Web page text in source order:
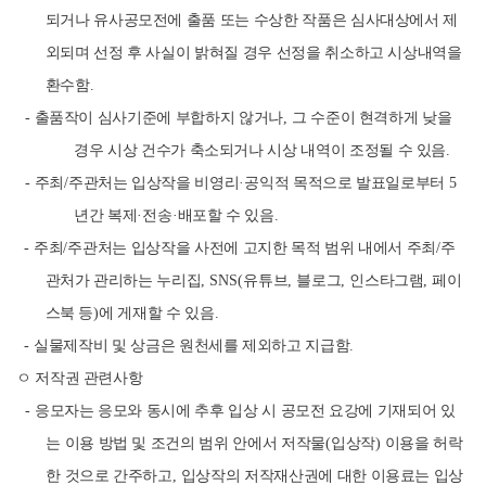
되거나 유사공모전에 출품 또는 수상한 작품은 심사대상에서 제
외되며 선정 후 사실이 밝혀질 경우 선정을 취소하고 시상내역을
환수함.
- 출품작이 심사기준에 부합하지 않거나,
그 수준이 현격하게 낮을
경우 시상 건수가 축소되거나 시상 내역이 조정될 수 있음
- 주최 /주관처는 입상작을 비영리 · 공익적 목적으로 발표일로부터 5
년간 복제 · 전송·배포할 수 있음
- 주최/주관처는 입상작을 사전에 고지한 목적 범위 내에서 주최 /주
관처가 관리하는 누리집 , SNS(유튜브 블로그 인스타그램 ,페이
스북 등)에 게재할 수 있음
- 실물제작비 및 상금은 원천세를 제외하고 지급함.
ㅇ 저작권 관련사항
- 응모자는 응모와 동시에 추후 입상 시 공모전 요강에 기재되어 있
는 이용 방법 및 조건의 범위 안에서 저작물(입상작) 이용을 허락
한 것으로 간주하고
입상작의 저작재산권에 대한 이용료는 입상